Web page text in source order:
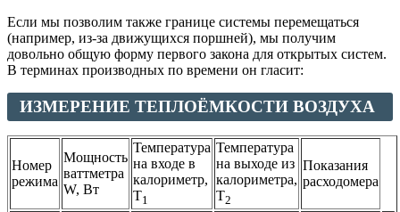
Если мы позволим также границе системы перемещаться
(например, из-за движущихся поршней), мы получим
довольно общую форму первого закона для открытых систем.
В терминах производных по времени он гласит:
ИЗМЕРЕНИЕ ТЕПЛОЁМКОСТИ ВОЗДУХА
Номер
режима
Мощность
ваттметра
W, Вт
Температура
на входе в
калориметр,
T1
Температура
на выходе из
калориметра,
T2
Показания
расходомера